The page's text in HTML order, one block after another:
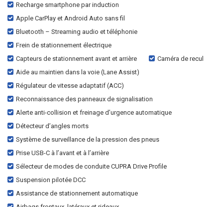
Recharge smartphone par induction
Apple CarPlay et Android Auto sans fil
Bluetooth – Streaming audio et téléphonie
Frein de stationnement électrique
Capteurs de stationnement avant et arrière
Caméra de recul
Aide au maintien dans la voie (Lane Assist)
Régulateur de vitesse adaptatif (ACC)
Reconnaissance des panneaux de signalisation
Alerte anti-collision et freinage d’urgence automatique
Détecteur d’angles morts
Système de surveillance de la pression des pneus
Prise USB-C à l’avant et à l’arrière
Sélecteur de modes de conduite CUPRA Drive Profile
Suspension pilotée DCC
Assistance de stationnement automatique